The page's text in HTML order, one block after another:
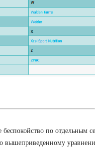
беспокойство по отдельным
вышеприведенному